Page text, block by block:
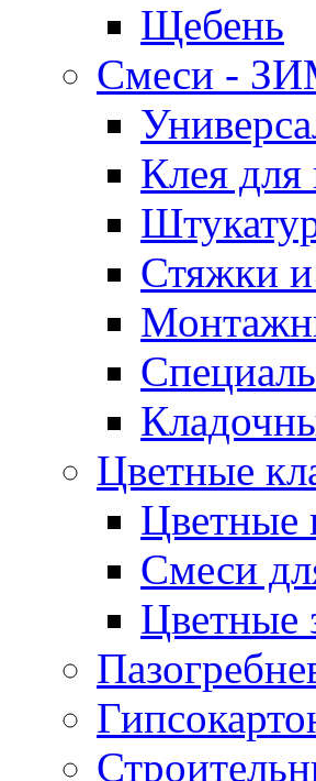
Щебень
Смеси -
Клея для
Стяжки
Цветные
Цветные
Cмеси
Цветные